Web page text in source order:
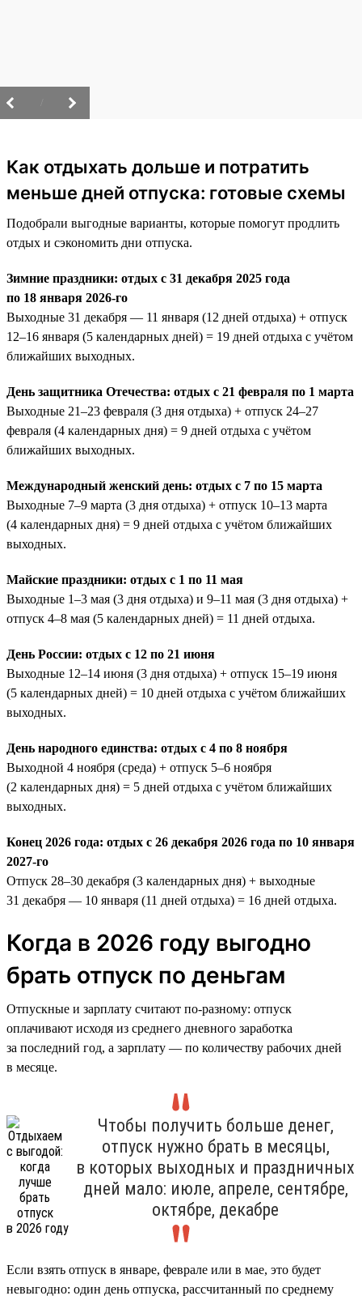
Как отдыхать дольше и потратить
меньше дней отпуска: готовые схемы
Подобрали выгодные варианты, которые помогут продлить
отдых и сэкономить дни отпуска.
Зимние праздники: отдых с 31 декабря 2025 года
по 18 января 2026-го
Выходные 31 декабря — 11 января (12 дней отдыха) + отпуск
12–16 января (5 календарных дней) = 19 дней отдыха с учётом
ближайших выходных.
День защитника Отечества: отдых с 21 февраля по 1 марта
Выходные 21–23 февраля (3 дня отдыха) + отпуск 24–27
февраля (4 календарных дня) = 9 дней отдыха с учётом
ближайших выходных.
Международный женский день: отдых с 7 по 15 марта
Выходные 7–9 марта (3 дня отдыха) + отпуск 10–13 марта
(4 календарных дня) = 9 дней отдыха с учётом ближайших
выходных.
Майские праздники: отдых с 1 по 11 мая
Выходные 1–3 мая (3 дня отдыха) и 9–11 мая (3 дня отдыха) +
отпуск 4–8 мая (5 календарных дней) = 11 дней отдыха.
День России: отдых с 12 по 21 июня
Выходные 12–14 июня (3 дня отдыха) + отпуск 15–19 июня
(5 календарных дней) = 10 дней отдыха с учётом ближайших
выходных.
День народного единства: отдых с 4 по 8 ноября
Выходной 4 ноября (среда) + отпуск 5–6 ноября
(2 календарных дня) = 5 дней отдыха с учётом ближайших
выходных.
Конец 2026 года: отдых с 26 декабря 2026 года по 10 января
2027-го
Отпуск 28–30 декабря (3 календарных дня) + выходные
31 декабря — 10 января (11 дней отдыха) = 16 дней отдыха.
Когда в 2026 году выгодно
брать отпуск по деньгам
Отпускные и зарплату считают по-разному: отпуск
оплачивают исходя из среднего дневного заработка
за последний год, а зарплату — по количеству рабочих дней
в месяце.
Чтобы получить больше денег,
отпуск нужно брать в месяцы,
в которых выходных и праздничных
дней мало: июле, апреле, сентябре,
октябре, декабре
Если взять отпуск в январе, феврале или в мае, это будет
невыгодно: один день отпуска, рассчитанный по среднему